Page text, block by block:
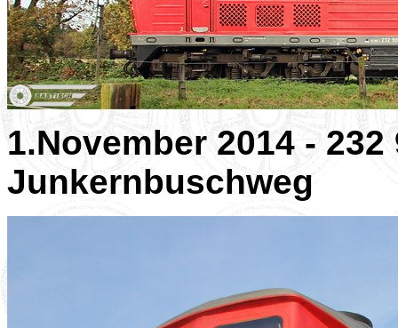
1.November 2014 -
Junkernbuschweg